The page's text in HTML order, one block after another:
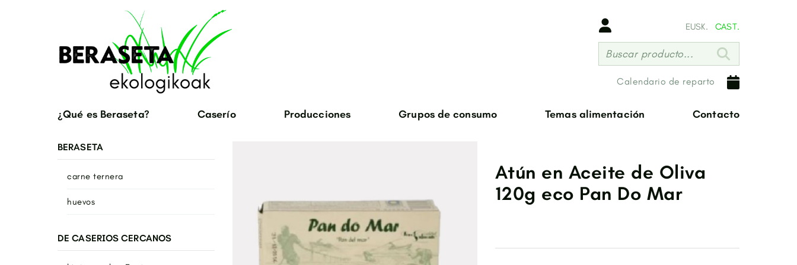
EUSK. CAST.
Buscar producto...
Calendario de reparto
¿Qué es Beraseta? Caserío Producciones
bosque
Grupos de consumo Temas alimentación Contacto
Atún en Aceite de Oliva
120g eco Pan Do Mar
BERASETA
carne ternera
huevos
DE CASERIOS CERCANOS